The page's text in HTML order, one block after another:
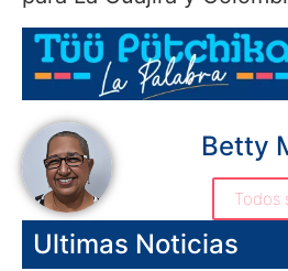
Betty
Todos
Ultimas Noticias